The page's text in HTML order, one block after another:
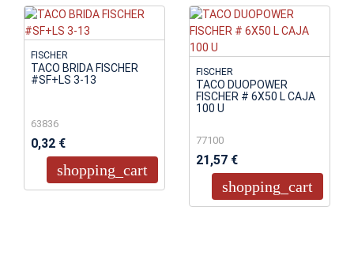
FISCHER
TACO BRIDA FISCHER
#SF+LS 3-13
63836
0,32 €
shopping_cart
FISCHER
TACO DUOPOWER
FISCHER # 6X50 L CAJA
100 U
77100
21,57 €
shopping_cart